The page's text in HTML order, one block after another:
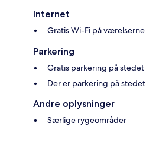
Internet
Gratis Wi-Fi på værelserne
Parkering
Gratis parkering på stedet
Der er parkering på stedet
Andre oplysninger
Særlige rygeområder